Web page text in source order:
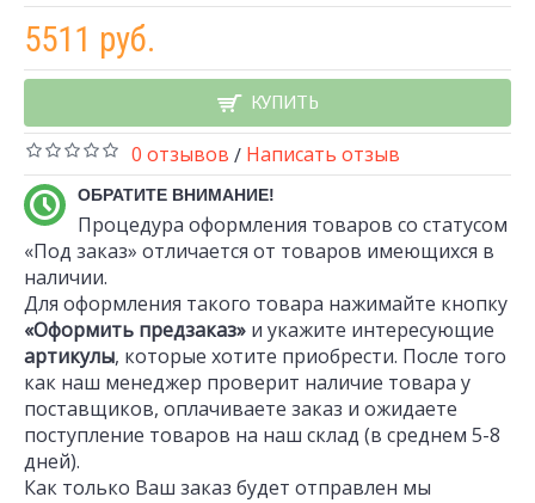
5511 руб.
КУПИТЬ
0 отзывов / Написать отзыв
ОБРАТИТЕ ВНИМАНИЕ!
Процедура оформления товаров со статусом
«Под заказ» отличается от товаров имеющихся в
наличии.
Для оформления такого товара нажимайте кнопку
«Оформить предзаказ» и укажите интересующие
артикулы, которые хотите приобрести. После того
как наш менеджер проверит наличие товара у
поставщиков, оплачиваете заказ и ожидаете
поступление товаров на наш склад (в среднем 5-8
дней).
Как только Ваш заказ будет отправлен мы